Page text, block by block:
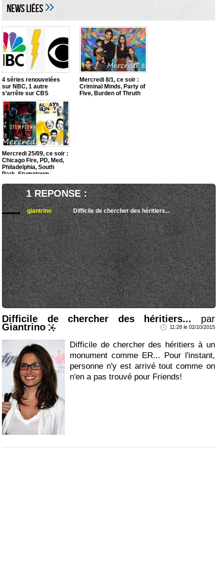
NEWS LIéES»
4 séries renouvelées
sur NBC, 1 autre
s’arrête sur CBS
Mercredi 8/1, ce soir :
Criminal Minds, Party of
Five, Burden of Thruth
Mercredi 25/09, ce soir :
Chicago Fire, PD, Med,
Philadelphia, South
Park, Stumptown
1 REPONSE :
giantrino Difficile de chercher des héritiers...
Difficile de chercher des héritiers... par
Giantrino 11:28 le 02/10/2015
Difficile de chercher des héritiers à un
monument comme ER... Pour l'instant,
personne n'y est arrivé tout comme on
n'en a pas trouvé pour Friends!